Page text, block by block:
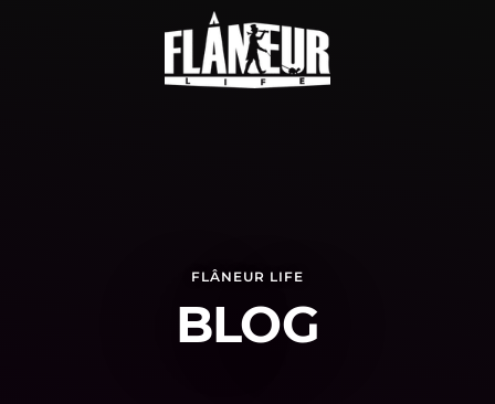
FLÂNEUR LIFE
BLOG